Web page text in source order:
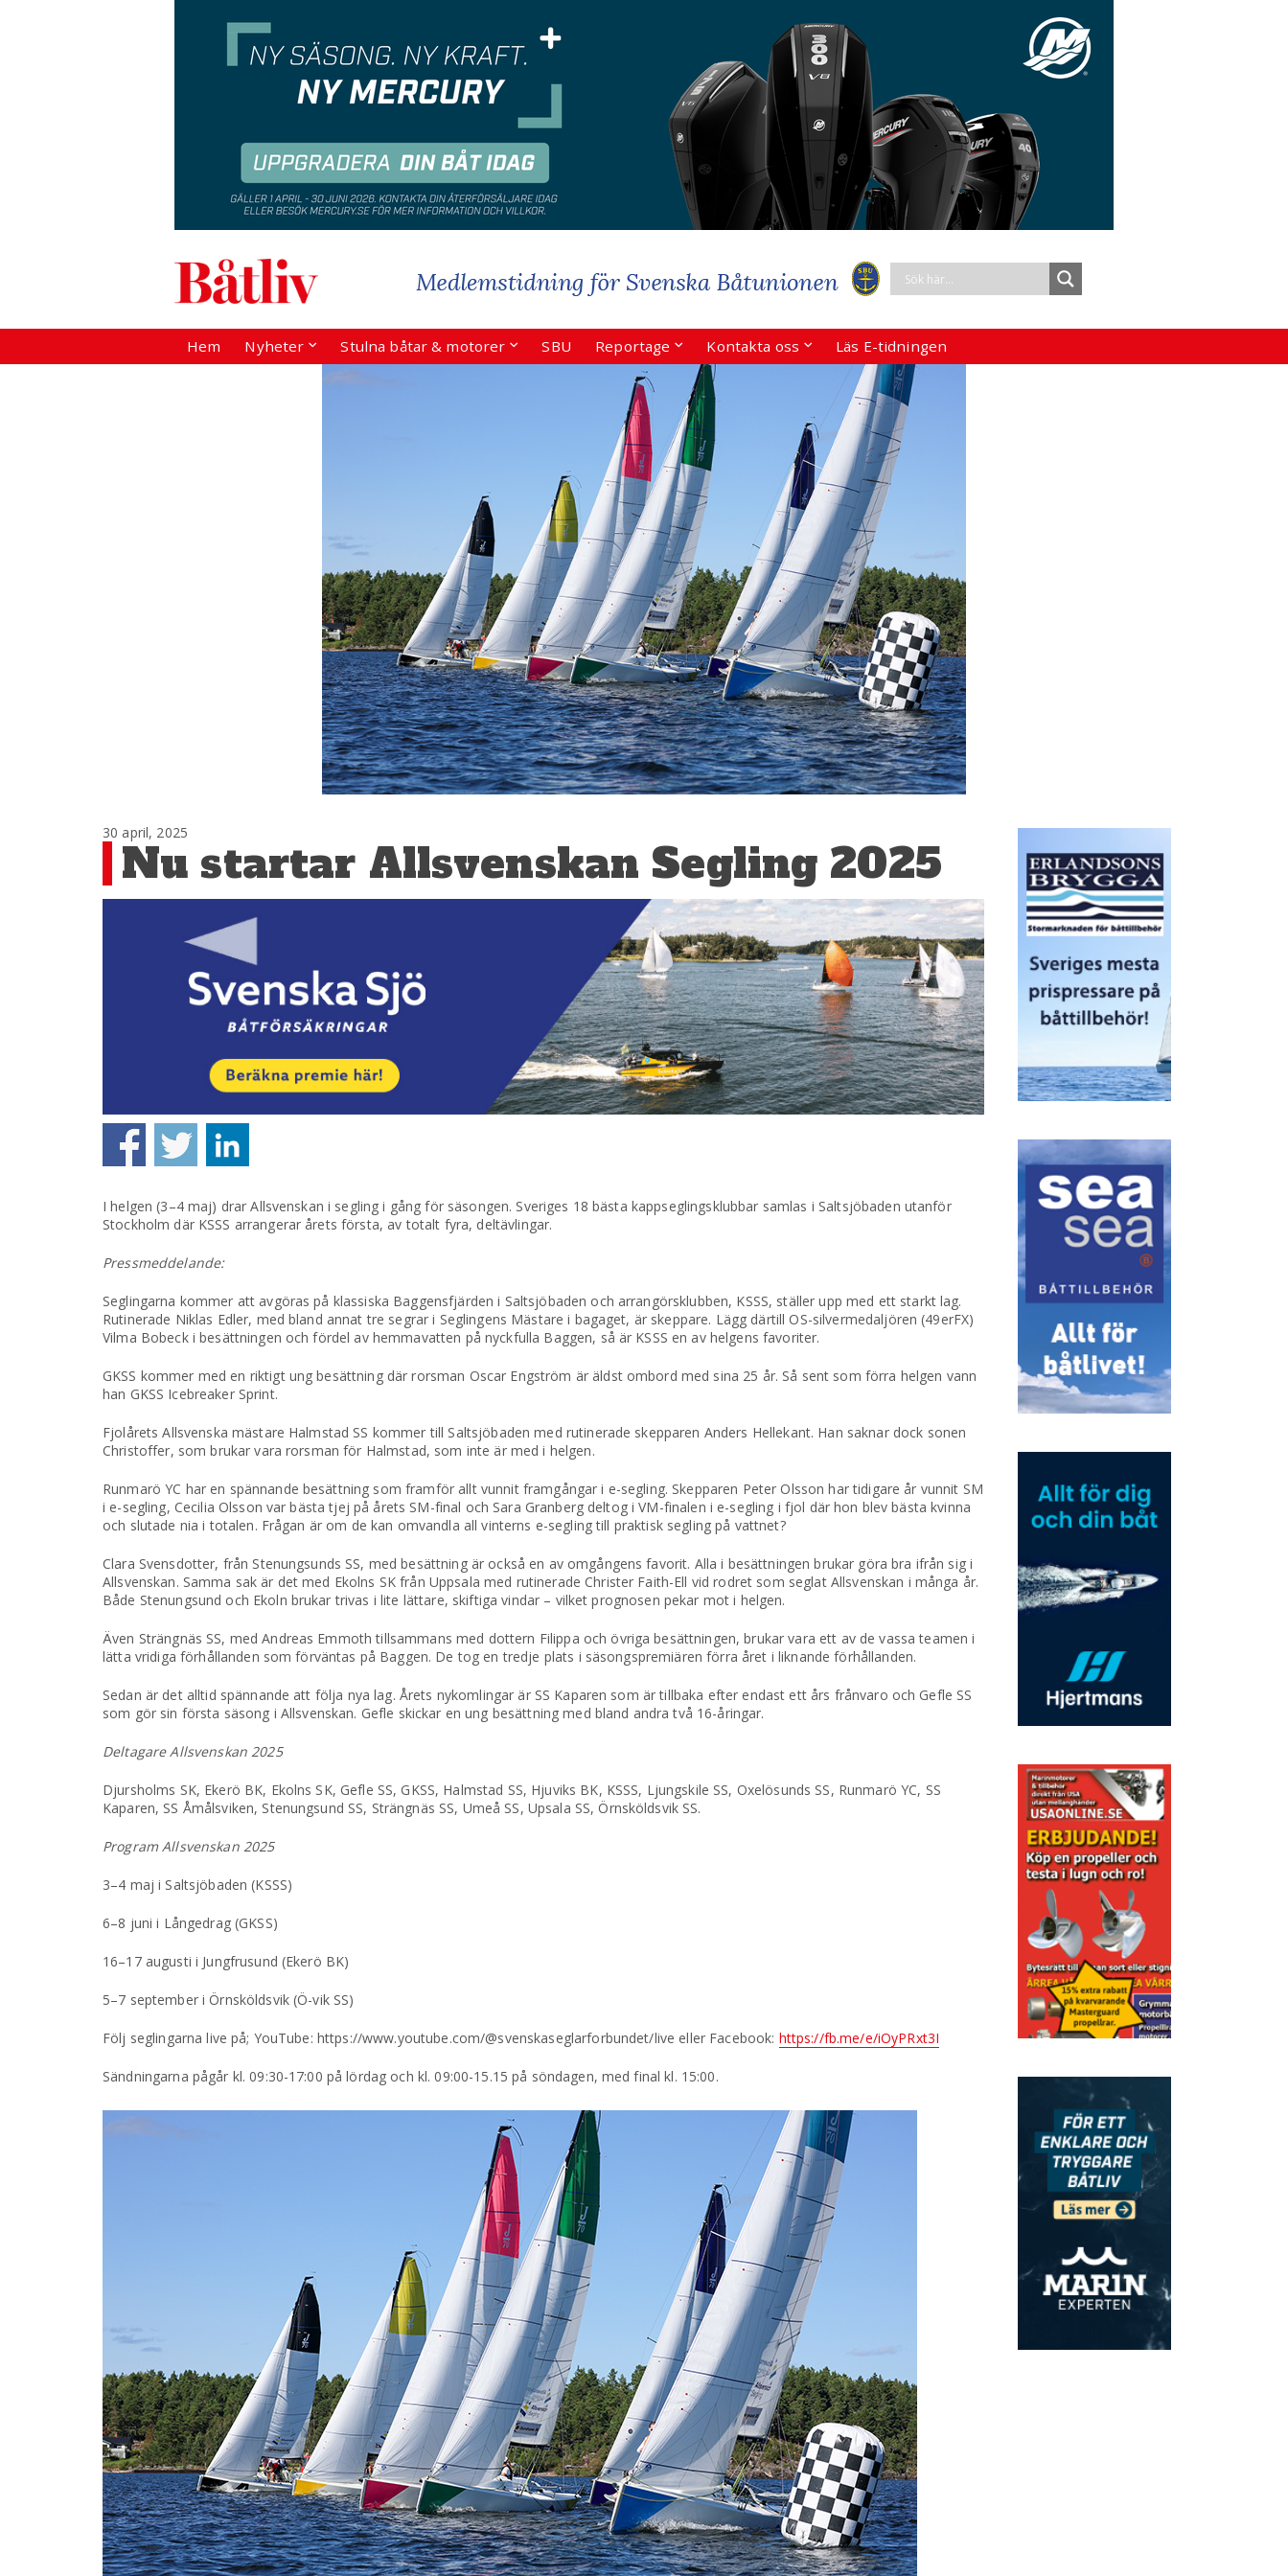
Hem Nyheter Stulna båtar & motorer SBU Reportage Kontakta oss Läs E-tidningen
30 april, 2025
Nu startar Allsvenskan Segling 2025
I helgen (3–4 maj) drar Allsvenskan i segling i gång för säsongen. Sveriges 18 bästa kappseglingsklubbar samlas i Saltsjöbaden utanför
Stockholm där KSSS arrangerar årets första, av totalt fyra, deltävlingar.
Pressmeddelande:
Seglingarna kommer att avgöras på klassiska Baggensfjärden i Saltsjöbaden och arrangörsklubben, KSSS, ställer upp med ett starkt lag.
Rutinerade Niklas Edler, med bland annat tre segrar i Seglingens Mästare i bagaget, är skeppare. Lägg därtill OS-silvermedaljören (49erFX)
Vilma Bobeck i besättningen och fördel av hemmavatten på nyckfulla Baggen, så är KSSS en av helgens favoriter.
GKSS kommer med en riktigt ung besättning där rorsman Oscar Engström är äldst ombord med sina 25 år. Så sent som förra helgen vann
han GKSS Icebreaker Sprint.
Fjolårets Allsvenska mästare Halmstad SS kommer till Saltsjöbaden med rutinerade skepparen Anders Hellekant. Han saknar dock sonen
Christoffer, som brukar vara rorsman för Halmstad, som inte är med i helgen.
Runmarö YC har en spännande besättning som framför allt vunnit framgångar i e-segling. Skepparen Peter Olsson har tidigare år vunnit SM
i e-segling, Cecilia Olsson var bästa tjej på årets SM-final och Sara Granberg deltog i VM-finalen i e-segling i fjol där hon blev bästa kvinna
och slutade nia i totalen. Frågan är om de kan omvandla all vinterns e-segling till praktisk segling på vattnet?
Clara Svensdotter, från Stenungsunds SS, med besättning är också en av omgångens favorit. Alla i besättningen brukar göra bra ifrån sig i
Allsvenskan. Samma sak är det med Ekolns SK från Uppsala med rutinerade Christer Faith-Ell vid rodret som seglat Allsvenskan i många år.
Både Stenungsund och Ekoln brukar trivas i lite lättare, skiftiga vindar – vilket prognosen pekar mot i helgen.
Även Strängnäs SS, med Andreas Emmoth tillsammans med dottern Filippa och övriga besättningen, brukar vara ett av de vassa teamen i
lätta vridiga förhållanden som förväntas på Baggen. De tog en tredje plats i säsongspremiären förra året i liknande förhållanden.
Sedan är det alltid spännande att följa nya lag. Årets nykomlingar är SS Kaparen som är tillbaka efter endast ett års frånvaro och Gefle SS
som gör sin första säsong i Allsvenskan. Gefle skickar en ung besättning med bland andra två 16-åringar.
Deltagare Allsvenskan 2025
Djursholms SK, Ekerö BK, Ekolns SK, Gefle SS, GKSS, Halmstad SS, Hjuviks BK, KSSS, Ljungskile SS, Oxelösunds SS, Runmarö YC, SS
Kaparen, SS Åmålsviken, Stenungsund SS, Strängnäs SS, Umeå SS, Upsala SS, Örnsköldsvik SS.
Program Allsvenskan 2025
3–4 maj i Saltsjöbaden (KSSS)
6–8 juni i Långedrag (GKSS)
16–17 augusti i Jungfrusund (Ekerö BK)
5–7 september i Örnsköldsvik (Ö-vik SS)
Följ seglingarna live på; YouTube: https://www.youtube.com/@svenskaseglarforbundet/live eller Facebook: https://fb.me/e/iOyPRxt3I
Sändningarna pågår kl. 09:30-17:00 på lördag och kl. 09:00-15.15 på söndagen, med final kl. 15:00.